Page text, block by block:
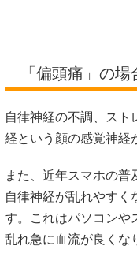
「偏頭痛」の場
自律神経の不調、スト
経という顔の感覚神経
また、近年スマホの普
自律神経が乱れやすく
す。これはパソコンや
乱れ急に血流が良くな